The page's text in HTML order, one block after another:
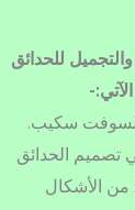
للحدائق
سكيب.
تصميم الحدائق
من الأشكال